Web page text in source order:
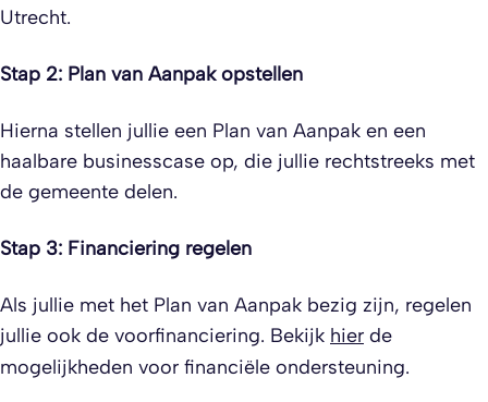
Utrecht.
Stap 2: Plan van Aanpak opstellen
Hierna stellen jullie een Plan van Aanpak en een
haalbare businesscase op, die jullie rechtstreeks met
de gemeente delen.
Stap 3: Financiering regelen
Als jullie met het Plan van Aanpak bezig zijn, regelen
jullie ook de voorfinanciering. Bekijk hier de
mogelijkheden voor financiële ondersteuning.